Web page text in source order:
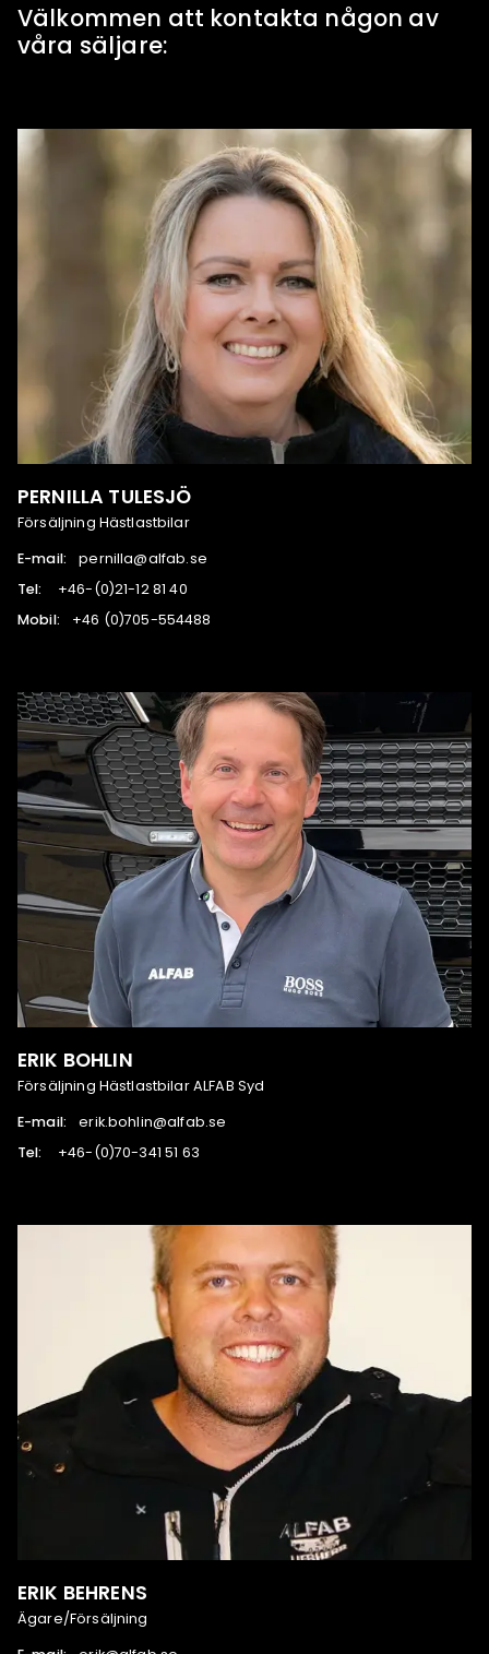
Välkommen att kontakta någon av
våra säljare:
PERNILLA TULESJÖ
Försäljning Hästlastbilar
E-mail:
es.bafla@allinrep
Tel:
04 18 21-12(0)-64+
Mobil:
884455-507(0) 64+
ERIK BOHLIN
Försäljning Hästlastbilar ALFAB Syd
E-mail:
es.bafla@nilhob.kire
Tel:
36 15 143-07(0)-64+
ERIK BEHRENS
Ägare/Försäljning